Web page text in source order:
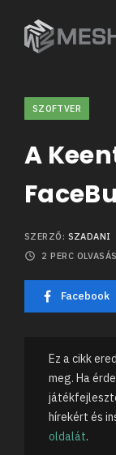
SZOFTVER
A
SZERZŐ: SZADANI
2 PERC
Facebook
Ez a cikk
meg. Ha
hírekért és
oldalát.